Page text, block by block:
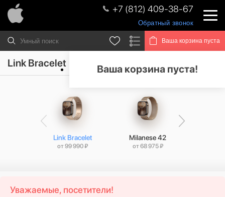
+7 (812) 409-38-67
Обратный звонок
Ваша корзина пуста
Ваша корзина пуста!
Link Bracelet
Link Bracelet
от 99 990 ₽
Milanese 42
от 68 975 ₽
Уважаемые, посетители!